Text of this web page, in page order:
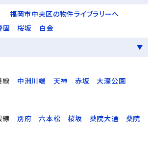
福岡市中央区の物件ライブラリーへ
固 桜坂
白金
線
中洲川端 天神 赤坂
大濠公園
線
別府 六本松 桜坂 薬院大通
薬院